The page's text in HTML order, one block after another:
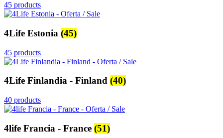
45 products
4Life Estonia (45)
45 products
4Life Finlandia - Finland (40)
40 products
4life Francia - France (51)